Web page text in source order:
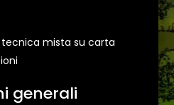
mista su carta
generali